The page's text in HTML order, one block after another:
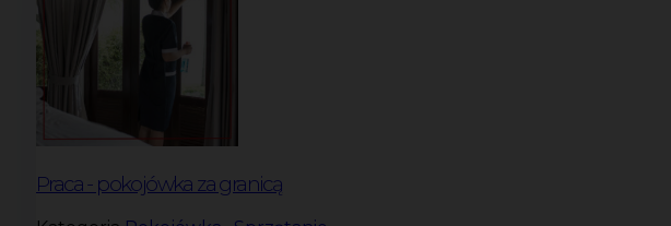
Praca - pokojówka za granicą